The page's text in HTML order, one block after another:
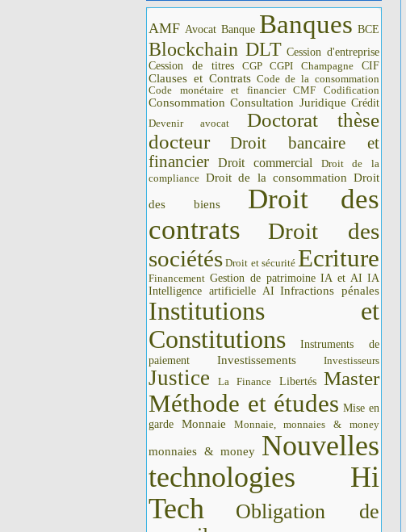
AMF Avocat Banque Banques BCE
Blockchain DLT Cession d'entreprise
Cession de titres
CGP CGPI Champagne CIF
Clauses et Contrats Code de la consommation
Code monétaire et financier CMF
Codification
Consommation Consultation Juridique Crédit
Devenir avocat
Doctorat thèse
docteur
Droit bancaire et
financier
Droit commercial
Droit de la
compliance Droit de la consommation Droit
des biens
Droit des
contrats
Droit des
sociétés Droit et sécurité Ecriture
Financement Gestion de patrimoine IA et AI IA
Intelligence artificielle AI Infractions pénales
Institutions et
Constitutions
Instruments de
paiement
Investissements Investisseurs
Justice La Finance Libertés Master
Méthode et études Mise en
garde
Monnaie Monnaie, monnaies & money
monnaies & money Nouvelles
technologies Hi
Tech
Obligation de